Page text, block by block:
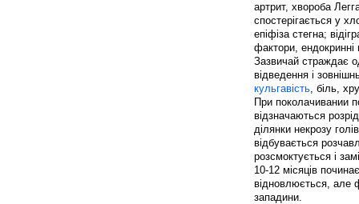
артрит, хвороба
спостерігається у
епіфіза стегна;
фактори,
Зазвичай страждає
відведення і
кульгавість, біль,
При поколачивании
відзначаються
ділянки некрозу
відбувається
розсмоктується і
10-12 місяців
відновлюється, але
западини.